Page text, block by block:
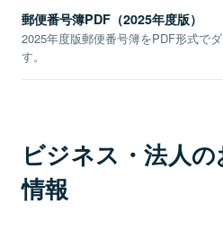
郵便番号簿PDF（2025年度版）
2025年度版郵便番号簿をPDF形式で
す。
ビジネス・法人
情報